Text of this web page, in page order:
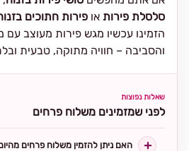
סלסלת פירות או פירות חתוכים
הזמינו עכשיו מגש פירות מעוצב עם
והסביבה – חוויה מתוקה, טבעית
שאלות נפוצות
לפני שמזמינים משלוח פרחים
האם ניתן להזמין משלוח פרחים